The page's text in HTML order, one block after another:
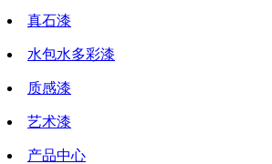
真石漆
水包水多彩漆
质感漆
艺术漆
产品中心